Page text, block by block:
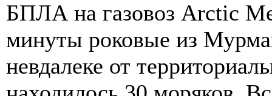
БПЛА на газовоз Arctic
минуты роковые из
невдалеке от